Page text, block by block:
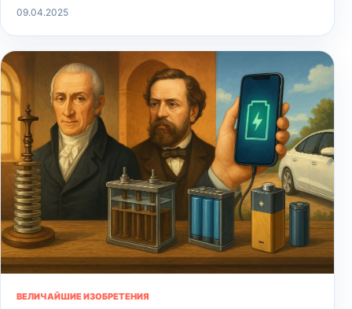
09.04.2025
ВЕЛИЧАЙШИЕ ИЗОБРЕТЕНИЯ